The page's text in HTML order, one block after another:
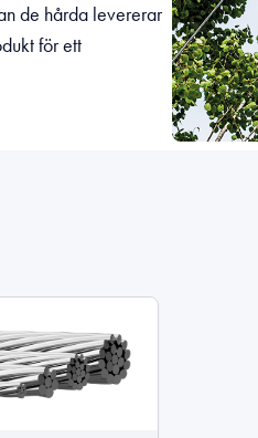
de hårda levererar
för ett